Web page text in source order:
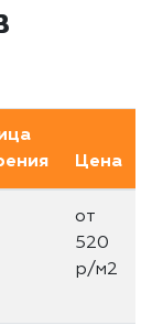
Цена
от
520
р/м2